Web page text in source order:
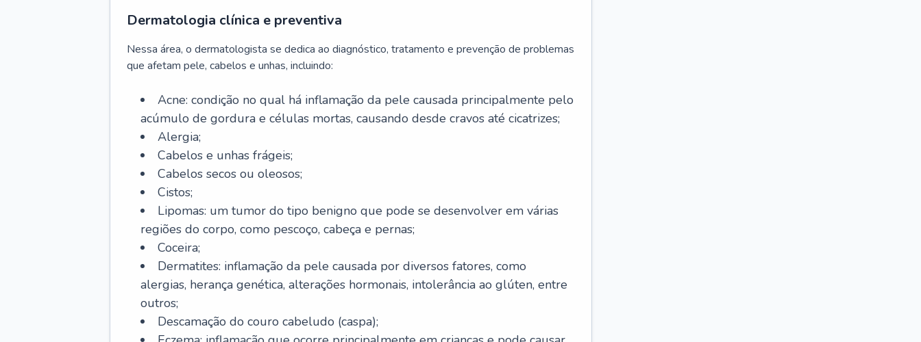
Dermatologia clínica e preventiva
Nessa área, o dermatologista se dedica ao diagnóstico, tratamento e prevenção de problemas
que afetam pele, cabelos e unhas, incluindo:
Acne: condição no qual há inflamação da pele causada principalmente pelo
acúmulo de gordura e células mortas, causando desde cravos até cicatrizes;
Alergia;
Cabelos e unhas frágeis;
Cabelos secos ou oleosos;
Cistos;
Lipomas: um tumor do tipo benigno que pode se desenvolver em várias
regiões do corpo, como pescoço, cabeça e pernas;
Coceira;
Dermatites: inflamação da pele causada por diversos fatores, como
alergias, herança genética, alterações hormonais, intolerância ao glúten, entre
outros;
Descamação do couro cabeludo (caspa);